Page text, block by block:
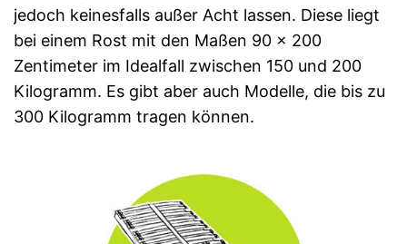
jedoch keinesfalls außer Acht lassen. Diese liegt
bei einem Rost mit den Maßen 90 x 200
Zentimeter im Idealfall zwischen 150 und 200
Kilogramm. Es gibt aber auch Modelle, die bis zu
300 Kilogramm tragen können.